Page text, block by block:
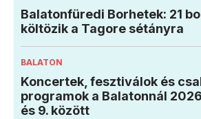
Balatonfüredi Borhetek: 21
költözik a Tagore sétányra
BALATON
Koncertek, fesztiválok és
programok a Balatonnál
és 9. között